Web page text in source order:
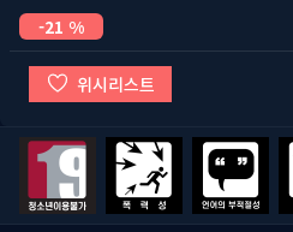
21 %
위시리스트